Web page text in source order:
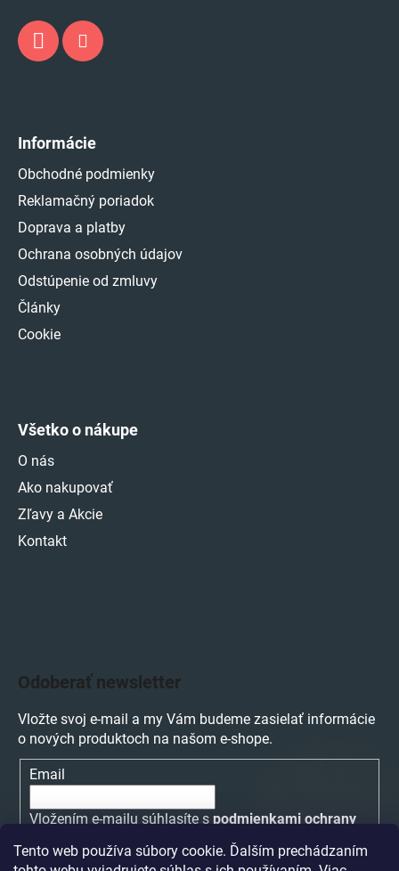
Tento web používa súbory cookie. Ďalším prechádzaním
Informácie
Obchodné podmienky
Reklamačný poriadok
Doprava a platby
Ochrana osobných údajov
Odstúpenie od zmluvy
Články
Cookie
Všetko o nákupe
O nás
Ako nakupovať
Zľavy a Akcie
Kontakt
Odoberať newsletter
Vložte svoj e-mail a my Vám budeme zasielať informácie
o nových produktoch na našom e-shope.
Email
Vložením e-mailu súhlasíte s podmienkami ochrany